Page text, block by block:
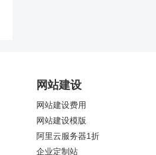
网站建设
网站建设费用
网站建设模版
阿里云服务器1折
企业定制站